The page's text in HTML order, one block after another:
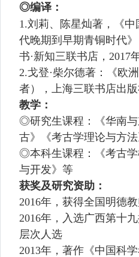
◎编译：
1.刘莉、陈星灿著，《
代晚期到早期青铜时代
书·新知三联书店， 2017
2.戈登·柴尔德著：《欧
者），上海三联书店出版
教学：
◎研究生课程：《华南
古》《考古学理论与方
◎本科生课程：《考古
与开发》等
获奖及研究资助：
2016年，获得全国明德
2016年，入选广西第十
层次人选
2013年，著作《中国科